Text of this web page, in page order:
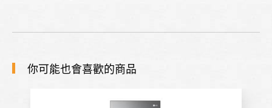
你可能也會喜歡的商品